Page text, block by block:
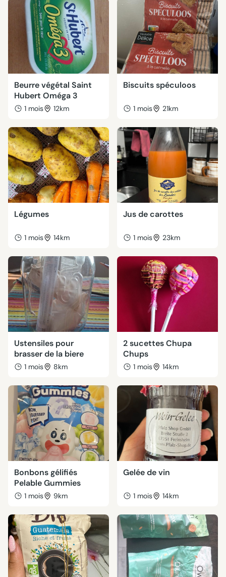
Beurre végétal Saint
Hubert Oméga 3
1 mois 12km
Biscuits spéculoos
1 mois 21km
Légumes
1 mois 14km
Jus de carottes
1 mois 23km
Ustensiles pour
brasser de la biere
1 mois 8km
2 sucettes Chupa
Chups
1 mois 14km
Bonbons gélifiés
Pelable Gummies
1 mois 9km
Gelée de vin
1 mois 14km